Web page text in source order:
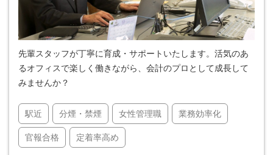
先輩スタッフが丁寧に育成・サポートいたします。活気のあ
るオフィスで楽しく働きながら、会計のプロとして成長して
みませんか？
駅近 分煙・禁煙 女性管理職 業務効率化
官報合格 定着率高め